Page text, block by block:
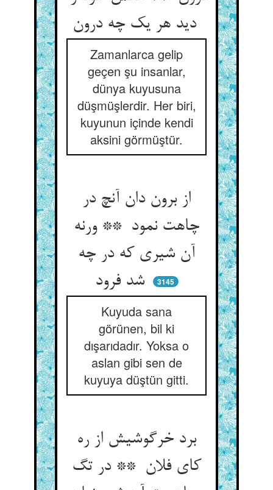
دید هر یک چه درون
Zamanlarca gelip
geçen şu insanlar,
dünya kuyusuna
düşmüşlerdir. Her biri,
kuyunun içinde kendi
aksini görmüştür.
از برون دان آنچ در
چاهت نمود ** ورنه
آن شیری که در چه
شد فرود
3145
Kuyuda sana
görünen, bil ki
dışarıdadır. Yoksa o
aslan gibi sen de
kuyuya düştün gitti.
برد خرگوشیش از ره
کای فلان ** در تگ